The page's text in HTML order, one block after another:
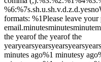
formats: %1Please leave
the yearof the yearof the
minutes ago%1 minutesу